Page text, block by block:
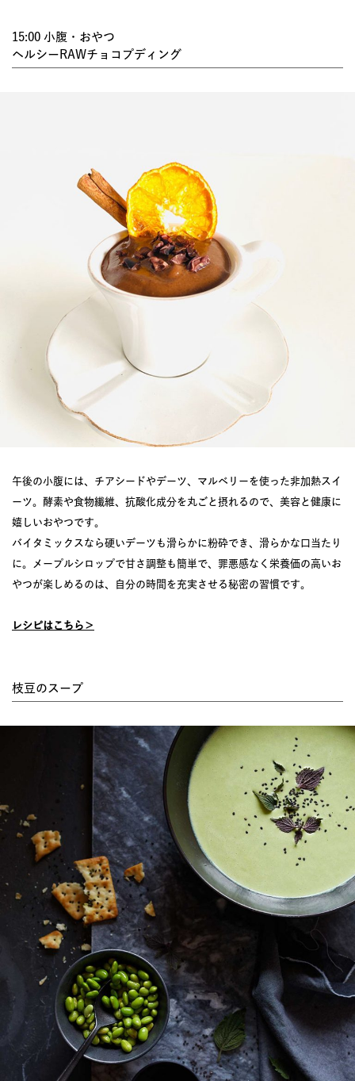
15:00 小腹・おやつ
ヘルシーRAWチョコプディング
午後の小腹には、チアシードやデーツ、マルベリーを使った非加熱スイ
ーツ。酵素や食物繊維、抗酸化成分を丸ごと摂れるので、美容と健康に
嬉しいおやつです。
バイタミックスなら硬いデーツも滑らかに粉砕でき、滑らかな口当たり
に。メープルシロップで甘さ調整も簡単で、罪悪感なく栄養価の高いお
やつが楽しめるのは、自分の時間を充実させる秘密の習慣です。
レシピはこちら＞
枝豆のスープ